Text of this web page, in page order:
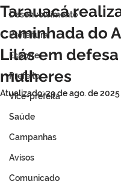
Desenvolvimento
Prefeitura
Esporte
Prefeito
Vice-prefeita
Saúde
Campanhas
Avisos
Comunicado
Tarauacá
caminhada do
Lilás em
mulheres
Atualizado:29 de ago. de 2025